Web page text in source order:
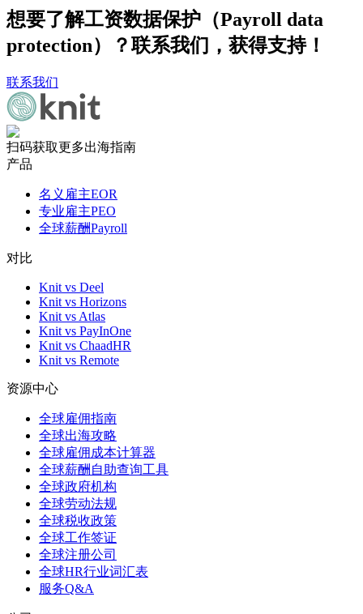
想要了解工资数据保护（Payroll data
protection）？联系我们，获得支持！
联系我们
扫码获取更多出海指南
产品
名义雇主EOR
专业雇主PEO
全球薪酬Payroll
对比
Knit vs Deel
Knit vs Horizons
Knit vs Atlas
Knit vs PayInOne
Knit vs ChaadHR
Knit vs Remote
资源中心
全球雇佣指南
全球出海攻略
全球雇佣成本计算器
全球薪酬自助查询工具
全球政府机构
全球劳动法规
全球税收政策
全球工作签证
全球注册公司
全球HR行业词汇表
服务Q&A